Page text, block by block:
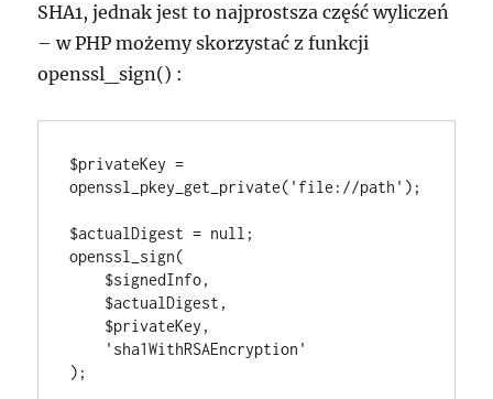
SHA1, jednak jest to najprostsza część wyliczeń
– w PHP możemy skorzystać z funkcji
openssl_sign() :
$privateKey =
openssl_pkey_get_private('file://path');
$actualDigest = null;
openssl_sign(
);